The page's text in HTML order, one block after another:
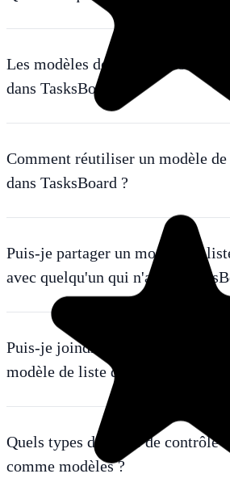
Les modèles de listes de
dans TasksBoard ?
Comment réutiliser un modèle
dans TasksBoard ?
Puis-je partager un modèle de
avec quelqu'un qui n'a pas
Puis-je joindre des fichiers aux
modèle de liste de contrôle ?
Quels types de listes de contrôle
comme modèles ?